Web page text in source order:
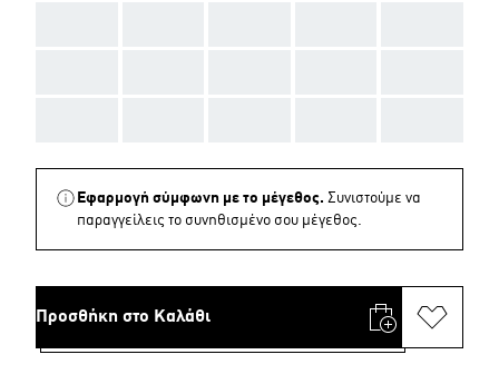
Εφαρμογή σύμφωνη με το μέγεθος. Συνιστούμε να
παραγγείλεις το συνηθισμένο σου μέγεθος.
Προσθήκη στο Καλάθι